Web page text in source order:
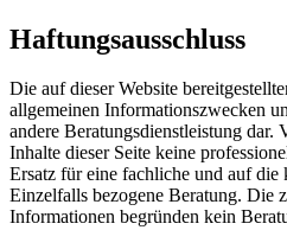
Haftungsausschluss
Die auf dieser Website
allgemeinen Informationszwecken
andere Beratungsdienstleistung dar.
Inhalte dieser Seite keine
Ersatz für eine fachliche und auf die
Einzelfalls bezogene Beratung. Die
Informationen begründen kein